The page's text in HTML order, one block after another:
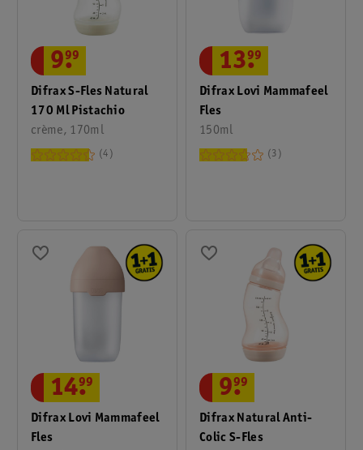
Difrax S-Fles Natural
170 Ml Pistachio
crème, 170ml
9.
99
4
Difrax Lovi Mammafeel
Fles
150ml
13.
99
3
Difrax Lovi Mammafeel
Fles
14.
99
Difrax Natural Anti-
Colic S-Fles
9.
99